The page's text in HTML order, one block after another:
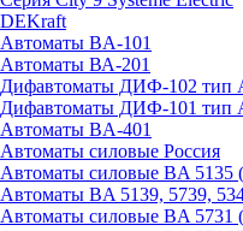
DEKraft
Автоматы BA-101
Автоматы ВА-201
Дифавтоматы ДИФ-102 тип
Дифавтоматы ДИФ-101 тип
Автоматы BA-401
Автоматы силовые Россия
Автоматы силовые BA 5135
Автоматы BA 5139, 5739,
Автоматы силовые BA 5731